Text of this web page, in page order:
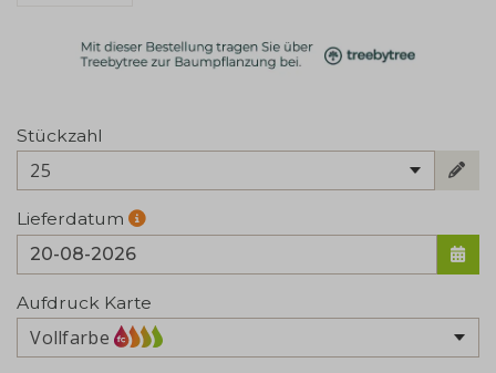
Stückzahl
25
Lieferdatum
Aufdruck Karte
Vollfarbe